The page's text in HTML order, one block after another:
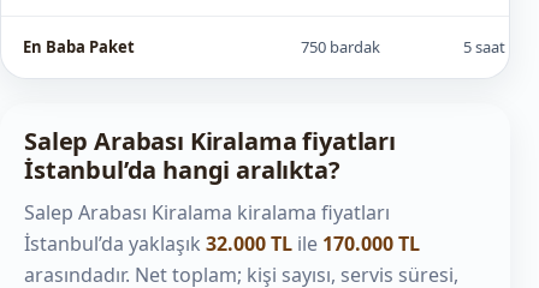
En Baba Paket 750 bardak 5 saat
Salep Arabası Kiralama fiyatları
İstanbul’da hangi aralıkta?
Salep Arabası Kiralama kiralama fiyatları
İstanbul’da yaklaşık 32.000 TL ile 170.000 TL
arasındadır. Net toplam; kişi sayısı, servis süresi,